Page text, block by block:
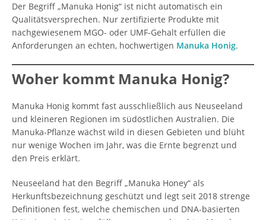
Der Begriff „Manuka Honig“ ist nicht automatisch ein
Qualitätsversprechen. Nur zertifizierte Produkte mit
nachgewiesenem MGO- oder UMF-Gehalt erfüllen die
Anforderungen an echten, hochwertigen Manuka Honig.
Woher kommt Manuka Honig?
Manuka Honig kommt fast ausschließlich aus Neuseeland
und kleineren Regionen im südöstlichen Australien. Die
Manuka-Pflanze wächst wild in diesen Gebieten und blüht
nur wenige Wochen im Jahr, was die Ernte begrenzt und
den Preis erklärt.
Neuseeland hat den Begriff „Manuka Honey“ als
Herkunftsbezeichnung geschützt und legt seit 2018 strenge
Definitionen fest, welche chemischen und DNA-basierten